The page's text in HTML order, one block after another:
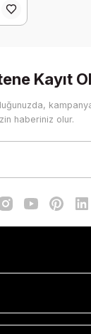
Kayıt Ol
haberiniz olur.